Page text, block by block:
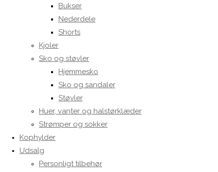
Bukser
Nederdele
Shorts
Kjoler
Sko og støvler
Hjemmesko
Sko og sandaler
Støvler
Huer, vanter og halstørklæder
Strømper og sokker
Kophylder
Udsalg
Personligt tilbehør